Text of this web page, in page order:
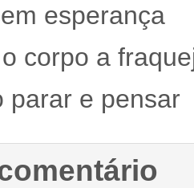
esperança
corpo a
parar e pensar